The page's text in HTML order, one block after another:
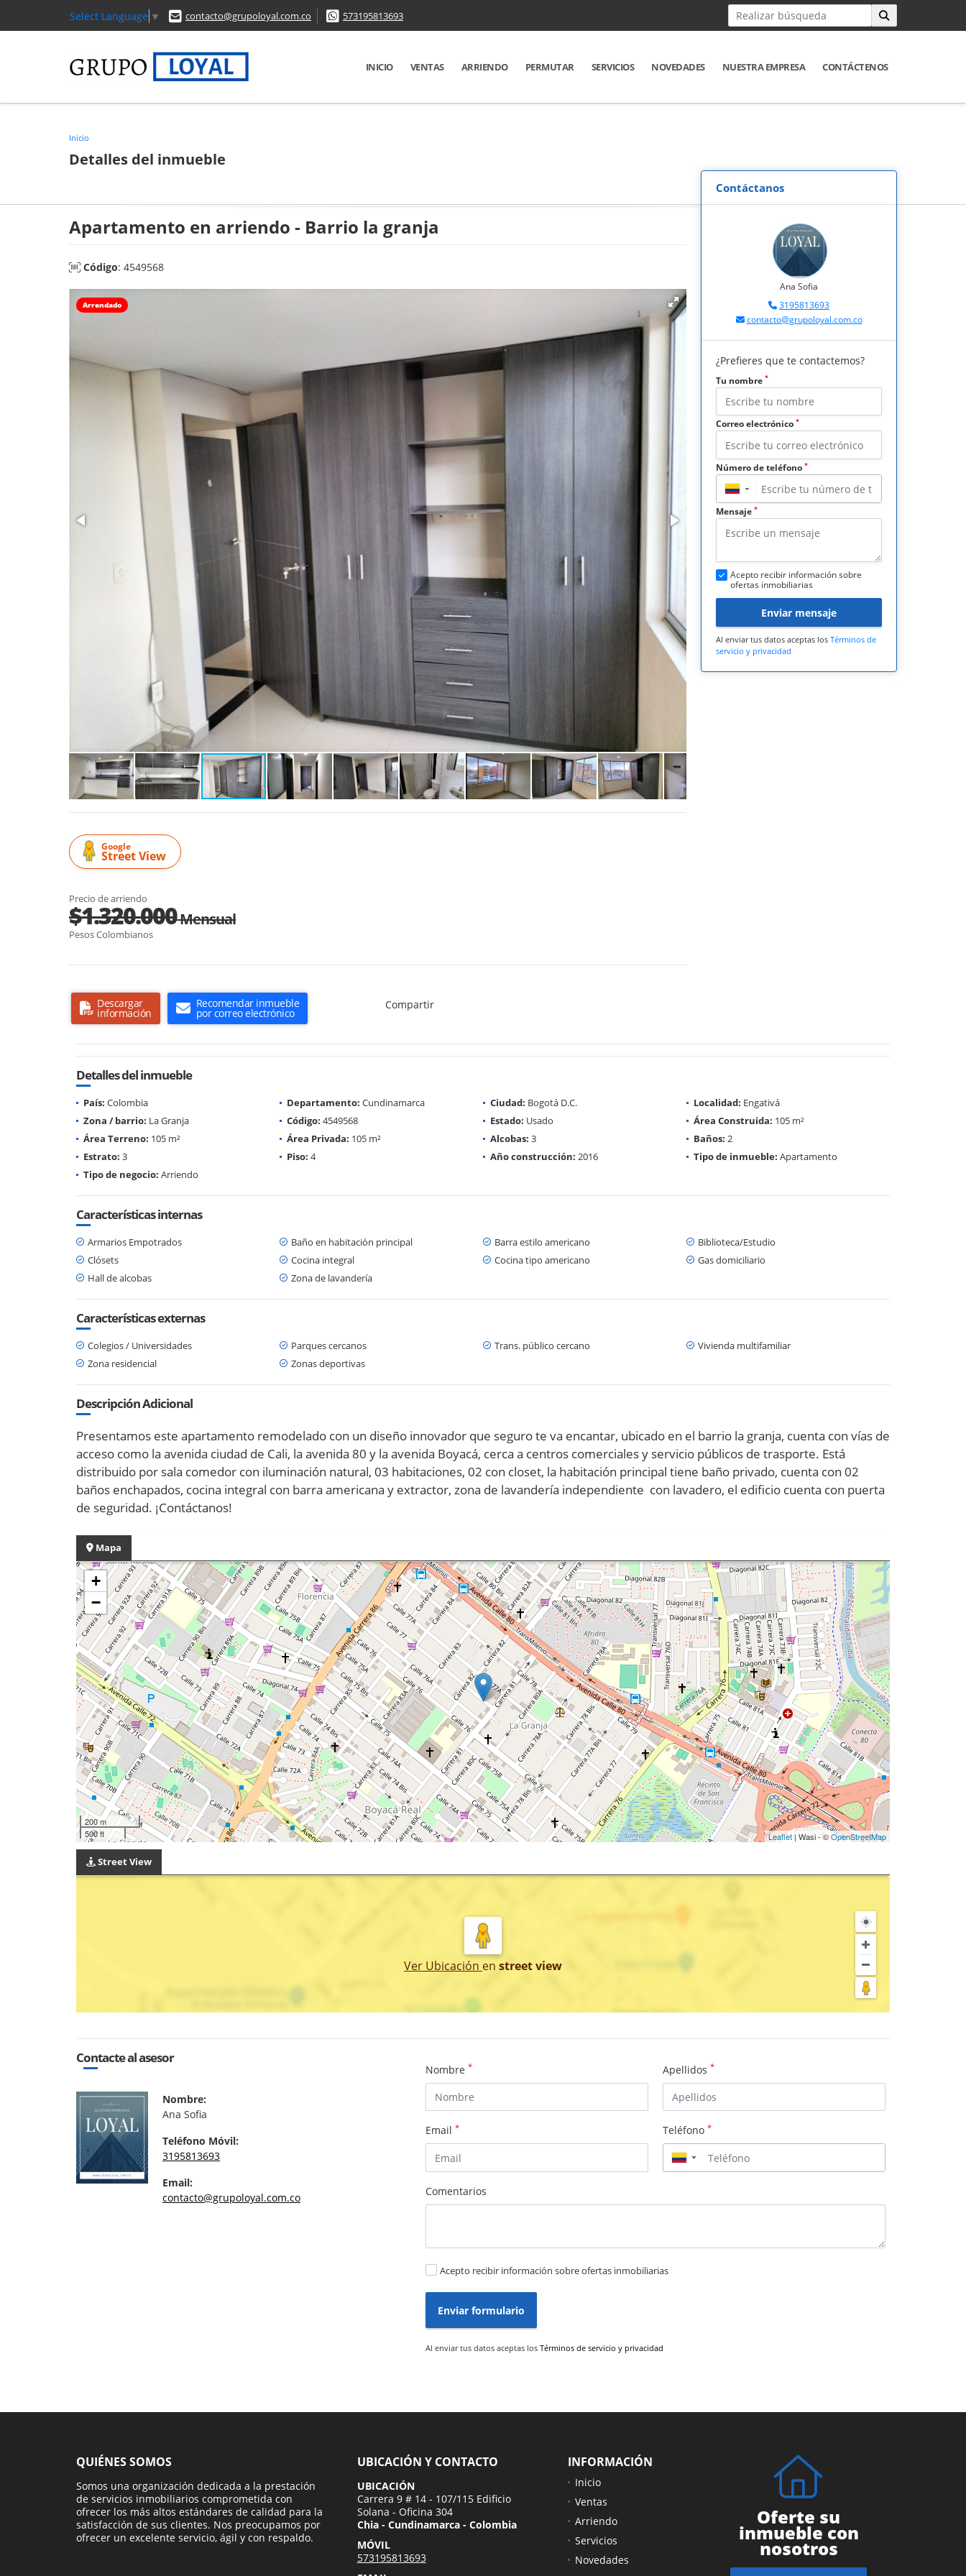
Select Language ▼ contacto@grupoloyal.com.co 573195813693
INICIO VENTAS ARRIENDO PERMUTAR SERVICIOS NOVEDADES NUESTRA EMPRESA CONTÁCTENOS
Inicio
Detalles del inmueble
Apartamento en arriendo - Barrio la granja
Código: 4549568
Arrendado
Google
Street View
Precio de arriendo
$1.320.000Mensual
Pesos Colombianos
Descargar
información
Recomendar inmueble
por correo electrónico
Compartir
Contáctanos
Ana Sofia
3195813693
contacto@grupoloyal.com.co
¿Prefieres que te contactemos?
Tu nombre *
Correo electrónico *
Número de teléfono *
▼
Mensaje *
Acepto recibir información sobre
ofertas inmobiliarias
Enviar mensaje
Al enviar tus datos aceptas los Términos de
servicio y privacidad
Detalles del inmueble
País: Colombia Departamento: Cundinamarca Ciudad: Bogotá D.C. Localidad: Engativá
Zona / barrio: La Granja Código: 4549568 Estado: Usado Área Construida: 105 m²
Área Terreno: 105 m² Área Privada: 105 m² Alcobas: 3 Baños: 2
Estrato: 3 Piso: 4 Año construcción: 2016 Tipo de inmueble: Apartamento
Tipo de negocio: Arriendo
Características internas
Armarios Empotrados Baño en habitación principal Barra estilo americano
Biblioteca/Estudio
Clósets
Cocina integral Cocina tipo americano
Gas domiciliario
Hall de alcobas
Zona de lavandería
Características externas
Colegios / Universidades Parques cercanos Trans. público cercano
Vivienda multifamiliar
Zona residencial
Zonas deportivas
Descripción Adicional
Presentamos este apartamento remodelado con un diseño innovador que seguro te va encantar, ubicado en el barrio la granja, cuenta con vías de
acceso como la avenida ciudad de Cali, la avenida 80 y la avenida Boyacá, cerca a centros comerciales y servicio públicos de trasporte. Está
distribuido por sala comedor con iluminación natural, 03 habitaciones, 02 con closet, la habitación principal tiene baño privado, cuenta con 02
baños enchapados, cocina integral con barra americana y extractor, zona de lavandería independiente con lavadero, el edificio cuenta con puerta
de seguridad. ¡Contáctanos!
Mapa
+
−
200 m
500 ft
Leaflet | Wasi - ©OpenStreetMap
Street View
Ver Ubicación en street view
Contacte al asesor
Nombre:
Ana Sofia
Teléfono Móvil:
3195813693
Email:
contacto@grupoloyal.com.co
Nombre * Apellidos *
Email * Teléfono *
▼
Comentarios
Acepto recibir información sobre ofertas inmobiliarias
Enviar formulario
Al enviar tus datos aceptas los Términos de servicio y privacidad
QUIÉNES SOMOS
Somos una organización dedicada a la prestación
de servicios inmobiliarios comprometida con
ofrecer los más altos estándares de calidad para la
satisfacción de sus clientes. Nos preocupamos por
ofrecer un excelente servicio, ágil y con respaldo.
UBICACIÓN Y CONTACTO
UBICACIÓN
Carrera 9 # 14 - 107/115 Edificio
Solana - Oficina 304
Chia - Cundinamarca - Colombia
MÓVIL
573195813693
INFORMACIÓN
Inicio
Ventas
Arriendo
Servicios
Novedades
Oferte su
inmueble con
nosotros